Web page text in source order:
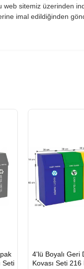
web sitemiz üzerinden
imal edildiğinden
Seti
GÖNDERİ
4'lü Boyalı Geri
Kovası Seti 216